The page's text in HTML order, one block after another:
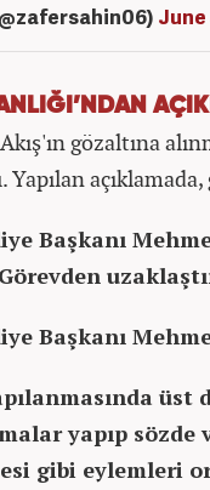
June
gözaltına
Yapılan
Başkanı
Başkanı
üst
yapıp sözde
gibi eylemleri